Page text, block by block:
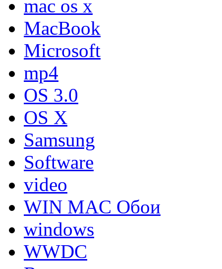
mac os x
MacBook
Microsoft
mp4
OS 3.0
OS X
Samsung
Software
video
WIN MAC Обои
windows
WWDC